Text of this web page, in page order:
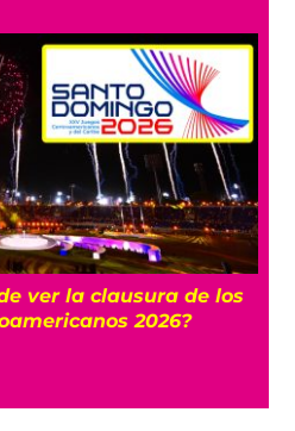
ver la clausura de los
2026?